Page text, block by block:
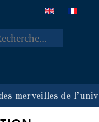
merveilles de